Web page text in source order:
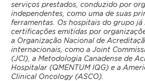
serviços prestados, conduzido por
independentes, como uma de suas
ferramentas. Os hospitais do grupo já
certificações emitidas por
a Organização Nacional de
internacionais, como a Joint
(JCI), a Metodologia Canadense de
Hospitalar (QMENTUM IQG) e a
Clinical Oncology (ASCO).